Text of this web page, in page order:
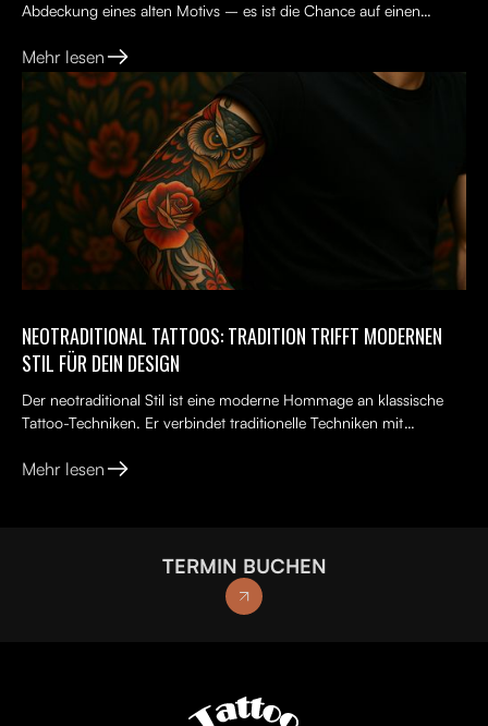
Abdeckung eines alten Motivs – es ist die Chance auf einen
Mehr lesen
NEOTRADITIONAL TATTOOS: TRADITION TRIFFT MODERNEN
STIL FÜR DEIN DESIGN
Der neotraditional Stil ist eine moderne Hommage an klassische
Tattoo-Techniken. Er verbindet traditionelle Techniken mit
Mehr lesen
TERMIN BUCHEN